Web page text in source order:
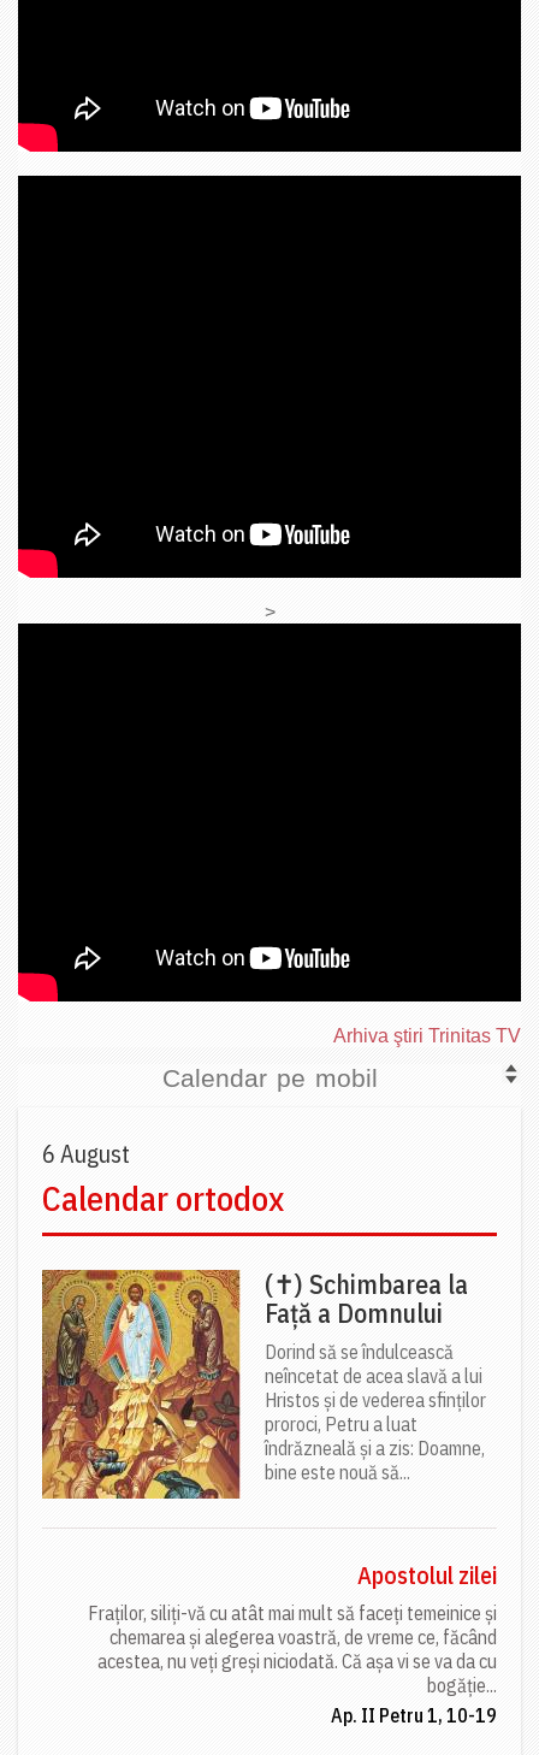
>
Arhiva ştiri Trinitas TV
Calendar pe mobil
6 August
Calendar ortodox
(✝) Schimbarea la
Față a Domnului
Dorind să se îndulcească
neîncetat de acea slavă a lui
Hristos și de vederea sfinților
proroci, Petru a luat
îndrăzneală și a zis: Doamne,
bine este nouă să...
Apostolul zilei
Fraților, siliți-vă cu atât mai mult să faceți temeinice și
chemarea și alegerea voastră, de vreme ce, făcând
acestea, nu veți greși niciodată. Că așa vi se va da cu
bogăție...
Ap. II Petru 1, 10-19